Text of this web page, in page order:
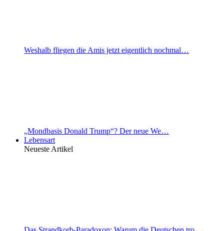
Weshalb fliegen die Amis jetzt eigentlich nochmal…
„Mondbasis Donald Trump“? Der neue We…
Lebensart
Neueste Artikel